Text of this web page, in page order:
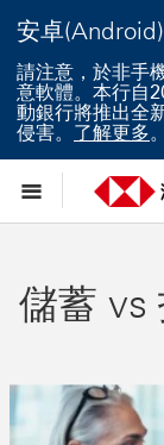
安卓
請注意，於非手
意軟體。本行自
動銀行將推出全
侵害。 了解更多。
儲蓄 vs